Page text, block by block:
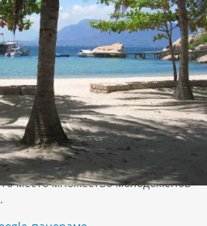
расположенный на берегу
отелю Ngoc Suong Resort.
и уединенного пляжа
билет стоимостью 50 тысяч
природной красотой, на
валунов причудливой
жители соорудили пирсы,
При этом, живописный вид
пляжа с белым песком и
место множество молодоженов